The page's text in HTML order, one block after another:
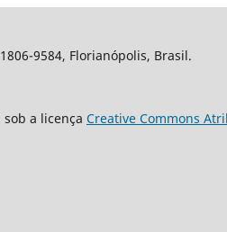
9584, Florianópolis, Brasil.
sob a licença Creative Commons